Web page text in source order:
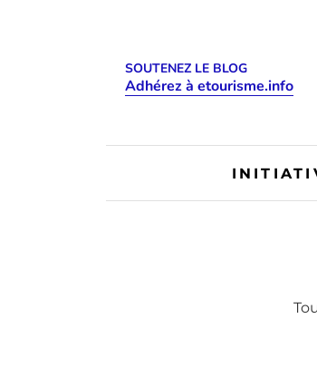
SOUTENEZ LE BLOG
Adhérez à etourisme.info